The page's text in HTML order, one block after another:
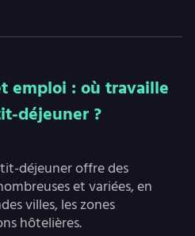
emploi : où travaille
déjeuner ?
déjeuner offre des
et variées, en
villes, les zones
hôtelières.